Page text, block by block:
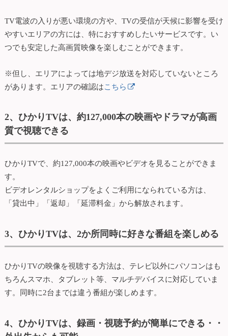
TV電波の入りが悪い環境の方や、TVの受信が天候に影響を受け
やすいエリアの方には、特におすすめしたいサービスです。い
つでも安定した高画質映像を楽しむことができます。
※但し、エリアによっては地デジ放送を対応していないところ
があります。エリアの確認はこちら
2、ひかりTVは、約127,000本の映画やドラマが高画
質で視聴できる
ひかりTVで、約127,000本の映画やビデオを見ることができま
す。
ビデオレンタルショップをよくご利用になられている方は、
「貸出中」「返却」「延滞料金」から解放されます。
3、ひかりTVは、2か所同時に好きな番組を楽しめる
ひかりTVの映像を視聴する方法は、テレビ以外にパソコンはも
ちろんスマホ、タブレット等、マルチデバイスに対応していま
す。同時に2台までは違う番組が楽しめます。
4、ひかりTVは、録画・視聴予約が簡単にできる・・